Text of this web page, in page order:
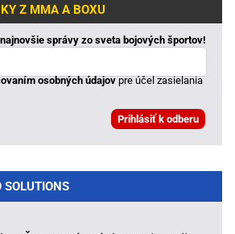
Z MMA A BOXU
správy zo sveta bojových športov!
osobných údajovpre účel zasielania
SOLUTIONS